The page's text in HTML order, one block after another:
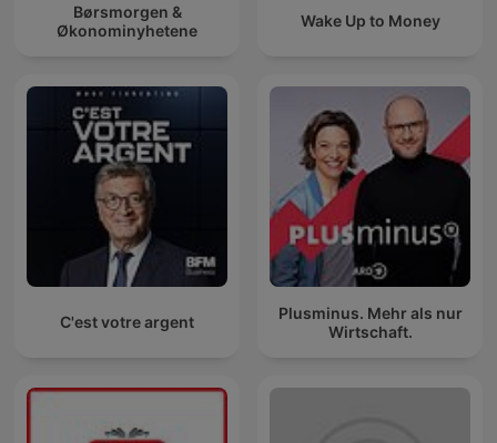
Børsmorgen &
Økonominyhetene
Wake Up to Money
C'est votre argent
Plusminus. Mehr als nur
Wirtschaft.